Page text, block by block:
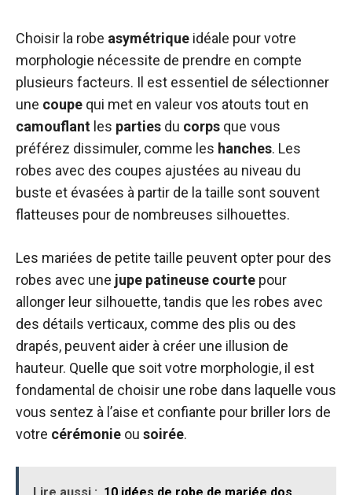
Choisir la robe asymétrique idéale pour votre
morphologie nécessite de prendre en compte
plusieurs facteurs. Il est essentiel de sélectionner
une coupe qui met en valeur vos atouts tout en
camouflant les parties du corps que vous
préférez dissimuler, comme les hanches. Les
robes avec des coupes ajustées au niveau du
buste et évasées à partir de la taille sont souvent
flatteuses pour de nombreuses silhouettes.
Les mariées de petite taille peuvent opter pour des
robes avec une jupe patineuse courte pour
allonger leur silhouette, tandis que les robes avec
des détails verticaux, comme des plis ou des
drapés, peuvent aider à créer une illusion de
hauteur. Quelle que soit votre morphologie, il est
fondamental de choisir une robe dans laquelle vous
vous sentez à l’aise et confiante pour briller lors de
votre cérémonie ou soirée.